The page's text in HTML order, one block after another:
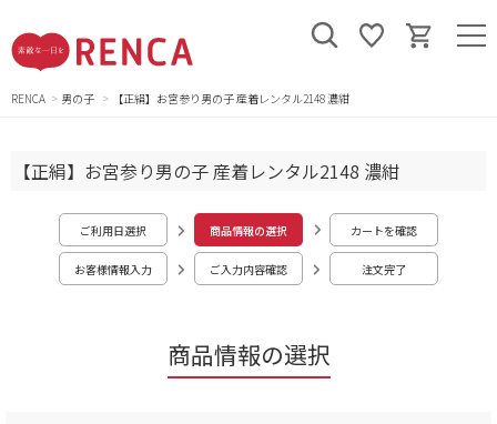
RENCA 男の子 【正絹】お宮参り男の子 産着レンタル2148 濃紺
商品情報の選択
【正絹】お宮参り男の子 産着レンタル2148 濃紺
ご利用日選択 商品情報の選択 カートを確認
お客様情報入力 ご入力内容確認 注文完了